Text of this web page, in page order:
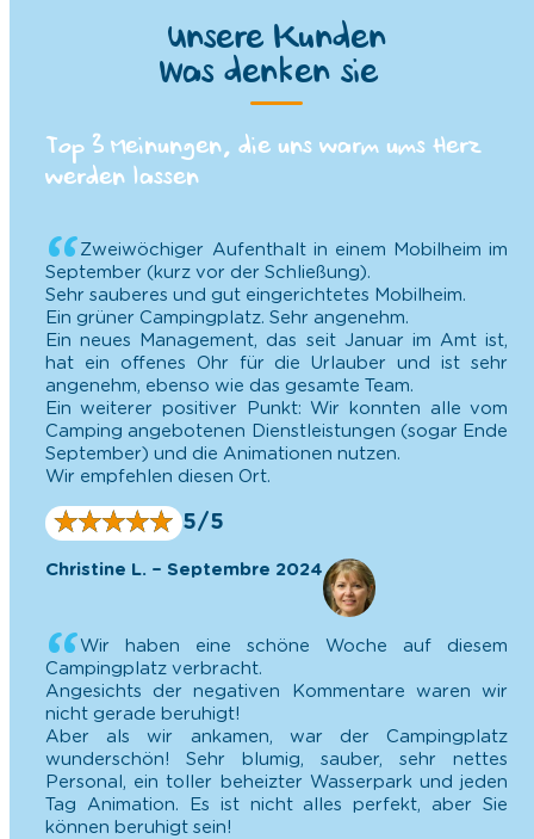
Unsere Kunden
Was denken sie?
Top 3 Meinungen, die uns warm ums Herz
werden lassen
Zweiwöchiger Aufenthalt in einem Mobilheim im
September (kurz vor der Schließung).
Sehr sauberes und gut eingerichtetes Mobilheim.
Ein grüner Campingplatz. Sehr angenehm.
Ein neues Management, das seit Januar im Amt ist,
hat ein offenes Ohr für die Urlauber und ist sehr
angenehm, ebenso wie das gesamte Team.
Ein weiterer positiver Punkt: Wir konnten alle vom
Camping angebotenen Dienstleistungen (sogar Ende
September) und die Animationen nutzen.
Wir empfehlen diesen Ort.
★★★★★
★★★★★ 5/5
Christine L. – Septembre 2024
Wir haben eine schöne Woche auf diesem
Campingplatz verbracht.
Angesichts der negativen Kommentare waren wir
nicht gerade beruhigt!
Aber als wir ankamen, war der Campingplatz
wunderschön! Sehr blumig, sauber, sehr nettes
Personal, ein toller beheizter Wasserpark und jeden
Tag Animation. Es ist nicht alles perfekt, aber Sie
können beruhigt sein!